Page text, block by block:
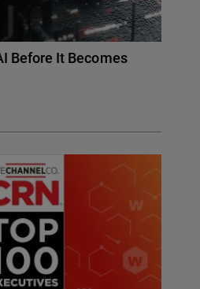
Before It Becomes